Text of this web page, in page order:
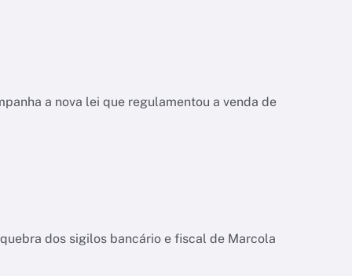
a nova lei que regulamentou a venda de
dos sigilos bancário e fiscal de Marcola